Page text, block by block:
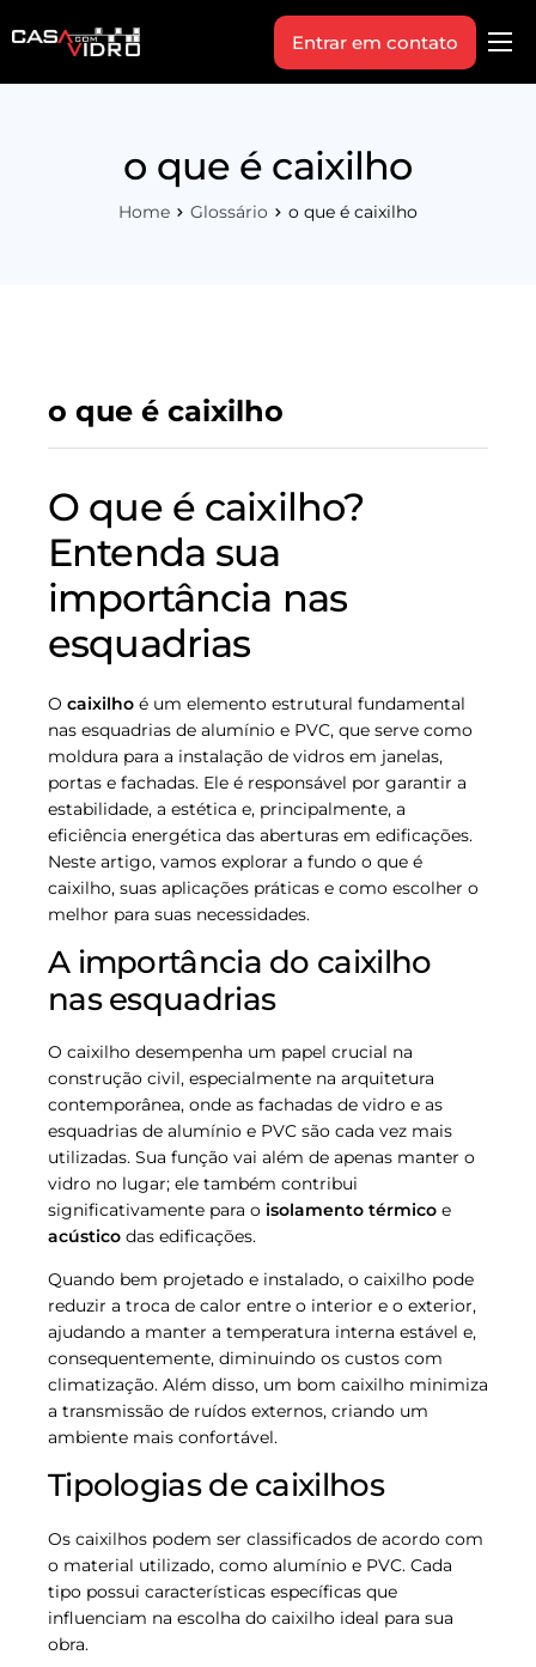
Produtos
Entrar em contato
o que é caixilho
Home Glossário o que é caixilho
o que é caixilho
O que é caixilho?
Entenda sua
importância nas
esquadrias
O caixilho é um elemento estrutural fundamental
nas esquadrias de alumínio e PVC, que serve como
moldura para a instalação de vidros em janelas,
portas e fachadas. Ele é responsável por garantir a
estabilidade, a estética e, principalmente, a
eficiência energética das aberturas em edificações.
Neste artigo, vamos explorar a fundo o que é
caixilho, suas aplicações práticas e como escolher o
melhor para suas necessidades.
A importância do caixilho
nas esquadrias
O caixilho desempenha um papel crucial na
construção civil, especialmente na arquitetura
contemporânea, onde as fachadas de vidro e as
esquadrias de alumínio e PVC são cada vez mais
utilizadas. Sua função vai além de apenas manter o
vidro no lugar; ele também contribui
significativamente para o isolamento térmico e
acústico das edificações.
Quando bem projetado e instalado, o caixilho pode
reduzir a troca de calor entre o interior e o exterior,
ajudando a manter a temperatura interna estável e,
consequentemente, diminuindo os custos com
climatização. Além disso, um bom caixilho minimiza
a transmissão de ruídos externos, criando um
ambiente mais confortável.
Tipologias de caixilhos
Os caixilhos podem ser classificados de acordo com
o material utilizado, como alumínio e PVC. Cada
tipo possui características específicas que
influenciam na escolha do caixilho ideal para sua
obra.